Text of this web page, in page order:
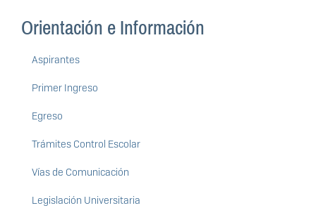
Orientación e Información
Aspirantes
Primer Ingreso
Egreso
Trámites Control Escolar
Vías de Comunicación
Legislación Universitaria